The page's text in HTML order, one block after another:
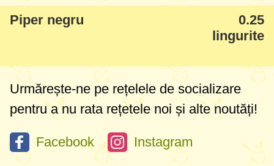
Piper negru
0.25
lingurite
Urmărește-ne pe rețelele de socializare
pentru a nu rata rețetele noi și alte noutăți!
Facebook Instagram